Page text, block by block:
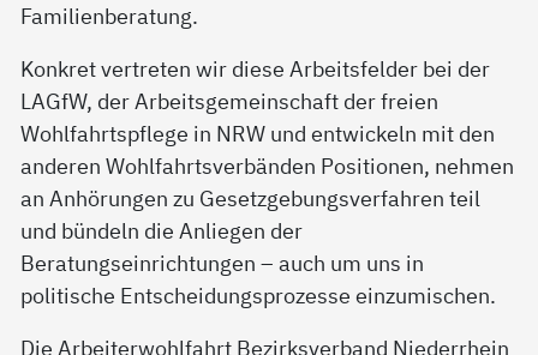
Familienberatung.
Konkret vertreten wir diese Arbeitsfelder bei der
LAGfW, der Arbeitsgemeinschaft der freien
Wohlfahrtspflege in NRW und entwickeln mit den
anderen Wohlfahrtsverbänden Positionen, nehmen
an Anhörungen zu Gesetzgebungsverfahren teil
und bündeln die Anliegen der
Beratungseinrichtungen – auch um uns in
politische Entscheidungsprozesse einzumischen.
Die Arbeiterwohlfahrt Bezirksverband Niederrhein